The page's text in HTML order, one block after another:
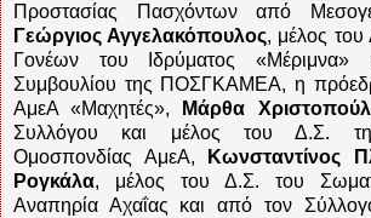
Προστασίας Πασχόντων από
Γεώργιος Αγγελακόπουλος, μέλος
Γονέων του Ιδρύματος «Μέριμνα»
Συμβουλίου της ΠΟΣΓΚΑΜΕΑ, η
ΑμεΑ «Μαχητές»,
Μάρθα
Συλλόγου και μέλος του Δ.Σ. της
Ομοσπονδίας ΑμεΑ,
Κωνσταντίνος
Ρογκάλα, μέλος του Δ.Σ. του
Αναπηρία Αχαΐας και από τον